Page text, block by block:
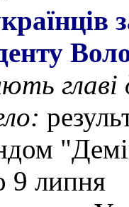
9 липня